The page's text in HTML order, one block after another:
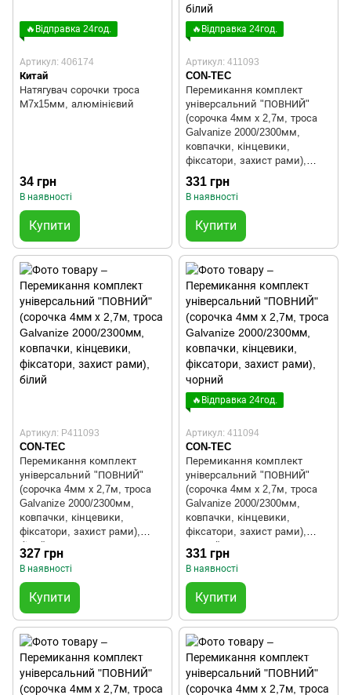
🔥Відправка 24год.
Артикул: 406174
Китай
Натягувач сорочки троса
М7х15мм, алюмінієвий
34 грн
В наявності
Купити
🔥Відправка 24год.
Артикул: 411093
CON-TEC
Перемикання комплект
універсальний "ПОВНИЙ"
(сорочка 4мм х 2,7м, троса
Galvanize 2000/2300мм,
ковпачки, кінцевики,
фіксатори, захист рами),
білий
331 грн
В наявності
Купити
Артикул: P411093
CON-TEC
Перемикання комплект
універсальний "ПОВНИЙ"
(сорочка 4мм х 2,7м, троса
Galvanize 2000/2300мм,
ковпачки, кінцевики,
фіксатори, захист рами),
білий
327 грн
В наявності
Купити
🔥Відправка 24год.
Артикул: 411094
CON-TEC
Перемикання комплект
універсальний "ПОВНИЙ"
(сорочка 4мм х 2,7м, троса
Galvanize 2000/2300мм,
ковпачки, кінцевики,
фіксатори, захист рами),
чорний
331 грн
В наявності
Купити